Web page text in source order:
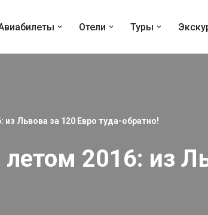
Отели Туры
Львова за 120 Евро туда-обратно!
2016: из